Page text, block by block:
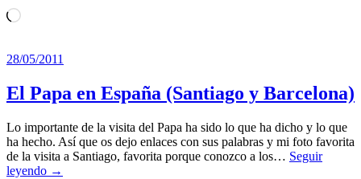
Cargando...
28/05/2011
El Papa en España (Santiago y Barcelona)
Lo importante de la visita del Papa ha sido lo que ha dicho y lo que
ha hecho. Así que os dejo enlaces con sus palabras y mi foto favorita
de la visita a Santiago, favorita porque conozco a los… Seguir
leyendo →